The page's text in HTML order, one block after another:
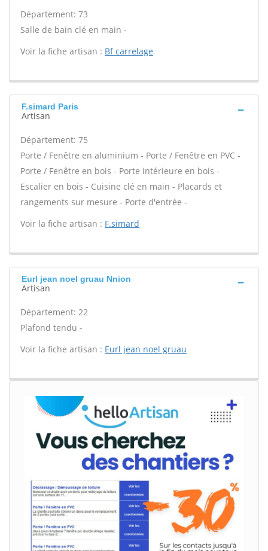
Département: 73
Salle de bain clé en main -
Voir la fiche artisan : Bf carrelage
F.simard Paris
Artisan
Département: 75
Porte / Fenêtre en aluminium - Porte / Fenêtre en PVC -
Porte / Fenêtre en bois - Porte intérieure en bois -
Escalier en bois - Cuisine clé en main - Placards et
rangements sur mesure - Porte d'entrée -
Voir la fiche artisan : F.simard
Eurl jean noel gruau Nnion
Artisan
Département: 22
Plafond tendu -
Voir la fiche artisan : Eurl jean noel gruau